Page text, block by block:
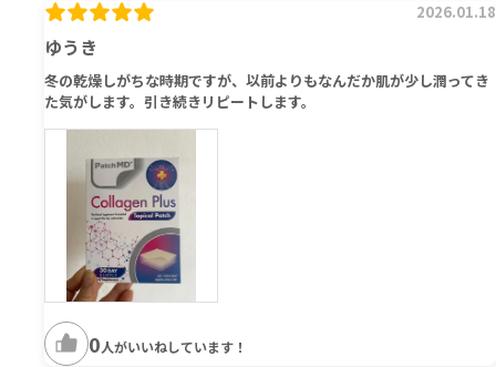
ゆうき
2026.01.18
冬の乾燥しがちな時期ですが、以前よりもなんだか肌が少し潤ってき
た気がします。引き続きリピートします。
0人がいいねしています！